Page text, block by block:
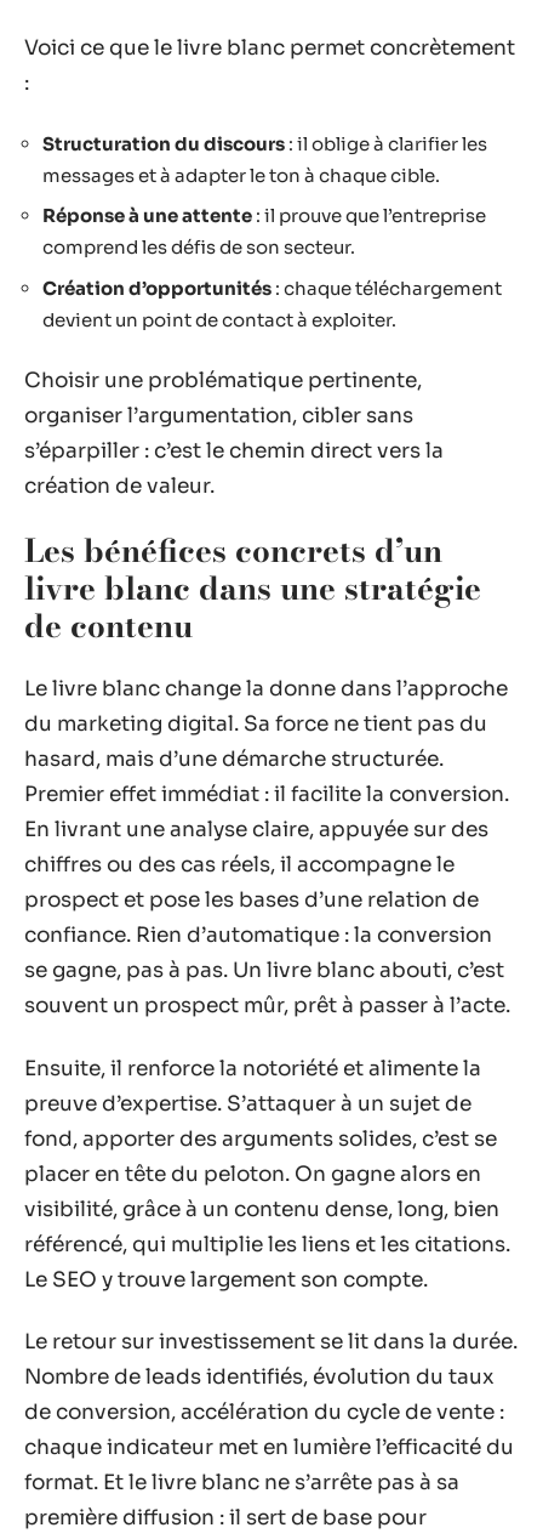
Voici ce que le livre blanc permet concrètement
:
Structuration du discours : il oblige à clarifier les
messages et à adapter le ton à chaque cible.
Réponse à une attente : il prouve que l’entreprise
comprend les défis de son secteur.
Création d’opportunités : chaque téléchargement
devient un point de contact à exploiter.
Choisir une problématique pertinente,
organiser l’argumentation, cibler sans
s’éparpiller : c’est le chemin direct vers la
création de valeur.
Les bénéfices concrets d’un
livre blanc dans une stratégie
de contenu
Le livre blanc change la donne dans l’approche
du marketing digital. Sa force ne tient pas du
hasard, mais d’une démarche structurée.
Premier effet immédiat : il facilite la conversion.
En livrant une analyse claire, appuyée sur des
chiffres ou des cas réels, il accompagne le
prospect et pose les bases d’une relation de
confiance. Rien d’automatique : la conversion
se gagne, pas à pas. Un livre blanc abouti, c’est
souvent un prospect mûr, prêt à passer à l’acte.
Ensuite, il renforce la notoriété et alimente la
preuve d’expertise. S’attaquer à un sujet de
fond, apporter des arguments solides, c’est se
placer en tête du peloton. On gagne alors en
visibilité, grâce à un contenu dense, long, bien
référencé, qui multiplie les liens et les citations.
Le SEO y trouve largement son compte.
Le retour sur investissement se lit dans la durée.
Nombre de leads identifiés, évolution du taux
de conversion, accélération du cycle de vente :
chaque indicateur met en lumière l’efficacité du
format. Et le livre blanc ne s’arrête pas à sa
première diffusion : il sert de base pour